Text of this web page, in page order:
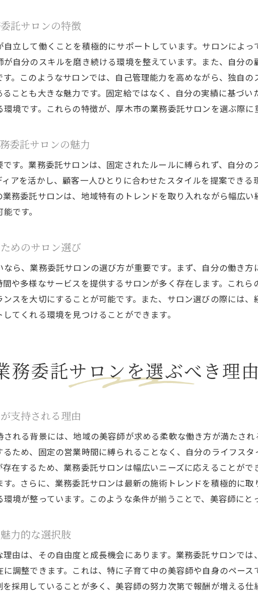
厚木市の業務委託サロンで習得する最新トレンド
厚木市の業務委託サロンで得る技術向上の機会
スキルアップを目指す美容師に業務委託サロンが提供する環境
美容師の成長を促す厚木市の業務委託サロンの役割
美容師が厚木市の業務委託サロンで築くキャリアの可能性
業務委託サロンでの経験が美容師のキャリアに与える影響
キャリアアップを目指す美容師に業務委託サロンが与える可
厚木市の業務委託サロンで美容師が開拓する新たな道
業務委託サロンで美容師が実現するキャリアの多様性
美容師のキャリア形成を支える厚木市の業務委託サロン
美容師が業務委託サロンで個性を発揮するための戦略
厚木市の業務委託サロンで美容師が独自性を表現する方法
美容師が自分らしさを追求する厚木市の業務委託サロン
業務委託サロンで美容師が自分のスタイルを確立する
個性を活かす美容師のための厚木市の業務委託サロン
厚木市の業務委託サロンが美容師の未来を変える理由
美容師が業務委託サロンで築く厚木市の新しいビジョン
厚木市の美容師が業務委託サロンを通じて開く新たな扉
業務委託サロンで美容師が未来を創造する厚木市
美容師の未来を切り開く厚木市の業務委託サロンの役割
託サロンの特徴
立して働くことを積極的にサポートしています。サロンによ
自分のスキルを磨き続ける環境を整えています。また、自分
。このようなサロンでは、自己管理能力を高めながら、独自
ことも大きな魅力です。固定給ではなく、自分の実績に基づ
境です。これらの特徴が、厚木市の業務委託サロンを選ぶ際に
委託サロンの魅力
す。業務委託サロンは、固定されたルールに縛られず、自分
アを活かし、顧客一人ひとりに合わせたスタイルを提案でき
務委託サロンは、地域特有のトレンドを取り入れながら幅広
です。
めのサロン選び
ら、業務委託サロンの選び方が重要です。まず、自分の働き
や多様なサービスを提供するサロンが多く存在します。これ
スを大切にすることが可能です。また、サロン選びの際には
てくれる環境を見つけることができます。
務委託サロンを選ぶべき理由
支持される理由
れる背景には、地域の美容師が求める柔軟な働き方が満たさ
ため、固定の営業時間に縛られることなく、自分のライフス
在するため、業務委託サロンは幅広いニーズに応えることが
。さらに、業務委託サロンは最新の施術トレンドを積極的に
境が整っています。このような条件が揃うことで、美容師にと
力的な選択肢
由は、その自由度と成長機会にあります。業務委託サロンで
調整できます。これは、特に子育て中の美容師や自身のペー
採用していることが多く、美容師の努力次第で報酬が増える